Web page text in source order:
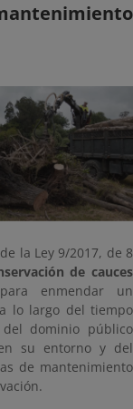
la Ley 9/2017, de 8
de cauces
enmendar un
lo largo del tiempo
dominio público
su entorno y del
de mantenimiento